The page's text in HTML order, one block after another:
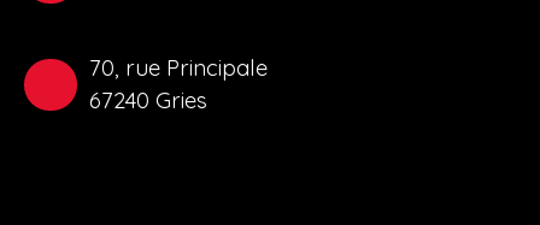
70, rue Principale
67240 Gries